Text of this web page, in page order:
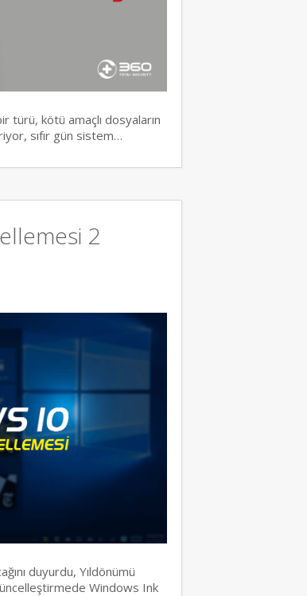
türü, kötü amaçlı dosyaların
sıfır gün sistem…
2
duyurdu, Yıldönümü
Windows Ink